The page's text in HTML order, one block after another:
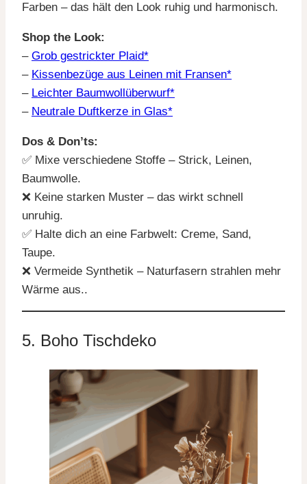
Farben – das hält den Look ruhig und harmonisch.
Shop the Look:
– Grob gestrickter Plaid*
– Kissenbezüge aus Leinen mit Fransen*
– Leichter Baumwollüberwurf*
– Neutrale Duftkerze in Glas*
Dos & Don’ts:
✅ Mixe verschiedene Stoffe – Strick, Leinen,
Baumwolle.
❌ Keine starken Muster – das wirkt schnell
unruhig.
✅ Halte dich an eine Farbwelt: Creme, Sand,
Taupe.
❌ Vermeide Synthetik – Naturfasern strahlen mehr
Wärme aus..
5. Boho Tischdeko